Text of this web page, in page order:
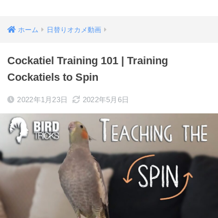
ホーム 日替りオカメ動画
Cockatiel Training 101 | Training
Cockatiels to Spin
2022年1月23日 2022年5月6日